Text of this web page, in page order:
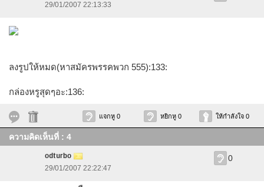
29/01/2007 22:13:33
ลงรูปให้หมด(หาสมัครพรรคพวก 555):133:
กล่องหรูสุดๆอะ:136:
แจกหู 0 หยิกหู 0 ให้กำลังใจ 0
ความคิดเห็นที่ : 4
odturbo
29/01/2007 22:22:47
0